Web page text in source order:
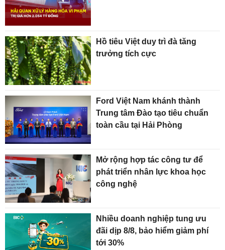
Hồ tiêu Việt duy trì đà tăng
trưởng tích cực
Ford Việt Nam khánh thành
Trung tâm Đào tạo tiêu chuẩn
toàn cầu tại Hải Phòng
Mở rộng hợp tác công tư để
phát triển nhân lực khoa học
công nghệ
Nhiều doanh nghiệp tung ưu
đãi dịp 8/8, bảo hiểm giảm phí
tới 30%